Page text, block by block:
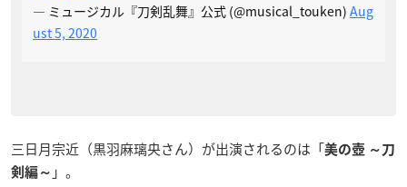
— ミュージカル『刀剣乱舞』公式 (@musical_touken) Aug
ust 5, 2020
三日月宗近（黒羽麻璃央さん）が出演されるのは「美の壺 ～刀
剣編～ 」。